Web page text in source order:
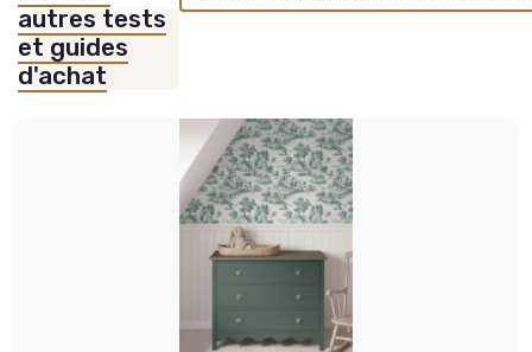
autres tests
et guides
d'achat